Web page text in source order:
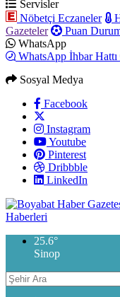
Servisler
Nöbetçi Eczaneler
Gazeteler
Puan
WhatsApp
WhatsApp İhbar Hattı
Sosyal Medya
Facebook
Instagram
Youtube
Pinterest
Dribbble
LinkedIn
25.6°
Sinop